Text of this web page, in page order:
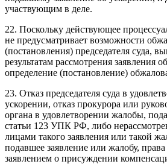
участвующим в деле.
22. Поскольку действующее
не предусматривает возможности
(постановления) председателя суда,
результатам рассмотрения заявления
определение (постановление)
23. Отказ председателя суда в
ускорении, отказ прокурора или
органа в удовлетворении жалобы,
статьи 123 УПК РФ, либо
лицами такого заявления или такой
подавшее заявление или жалобу,
заявлением о присуждении